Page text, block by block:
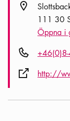
Plats ikon
111 30
Öppna i
Telefon ikon
Extern ikon
http://